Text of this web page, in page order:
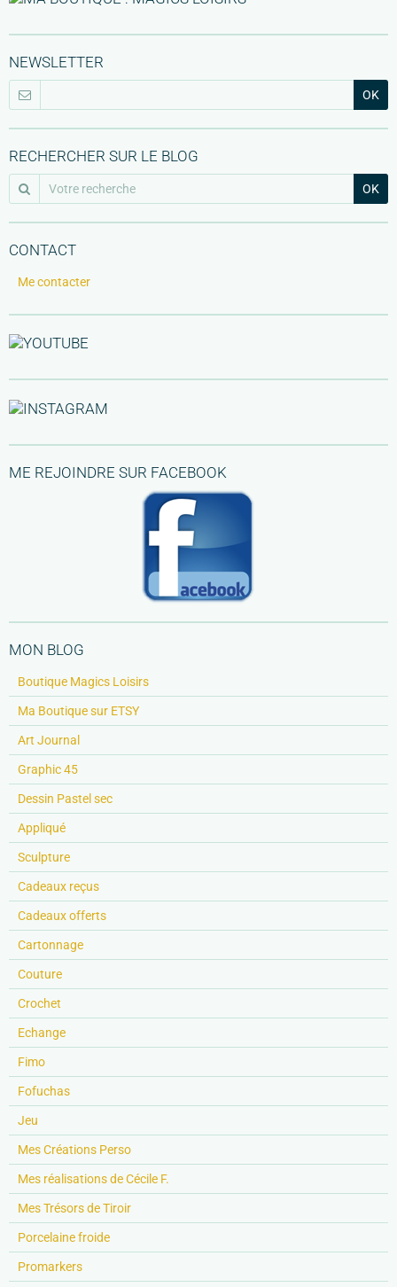
NEWSLETTER
OK
RECHERCHER SUR LE BLOG
OK
CONTACT
Me contacter
ME REJOINDRE SUR FACEBOOK
MON BLOG
Boutique Magics Loisirs
Ma Boutique sur ETSY
Art Journal
Graphic 45
Dessin Pastel sec
Appliqué
Sculpture
Cadeaux reçus
Cadeaux offerts
Cartonnage
Couture
Crochet
Echange
Fimo
Fofuchas
Jeu
Mes Créations Perso
Mes réalisations de Cécile F.
Mes Trésors de Tiroir
Porcelaine froide
Promarkers